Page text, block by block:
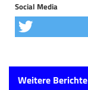
Social Media
Weitere Berichte